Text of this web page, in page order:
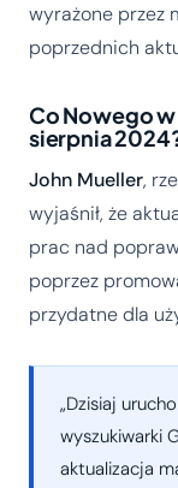
wyrażone przez
poprzednich
Co Nowego
sierpnia
John Mueller,
wyjaśnił, że
prac nad
poprzez
przydatne dla
„Dzisiaj
wyszukiwarki
aktualizacja